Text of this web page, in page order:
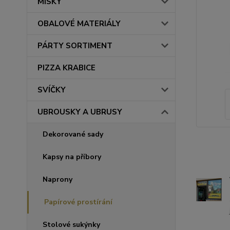
OBALOVÉ MATERIÁLY
PÁRTY SORTIMENT
PIZZA KRABICE
SVÍČKY
UBROUSKY A UBRUSY
Dekorované sady
Kapsy na příbory
Naprony
Papírové prostírání
Stolové sukýnky